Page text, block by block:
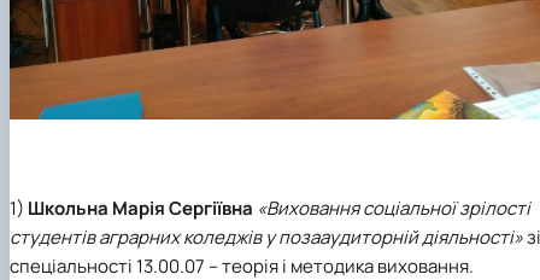
1) Школьна Марія Сергіївна «Виховання соціальної зрілості
студентів аграрних коледжів у позааудиторній діяльності»зі
спеціальності 13.00.07 – теорія і методика виховання.